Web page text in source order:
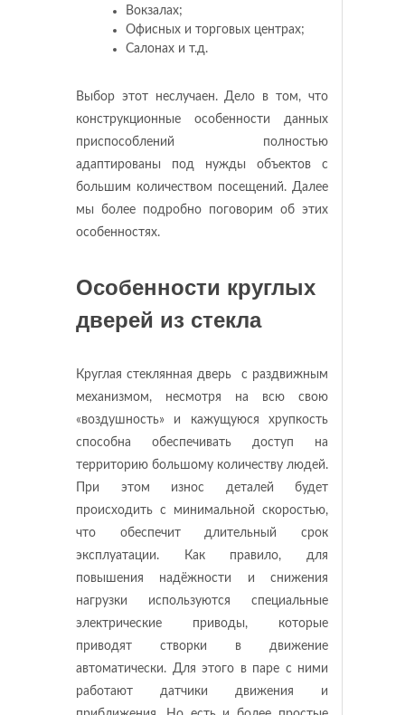
Вокзалах;
Офисных и торговых центрах;
Салонах и т.д.
Выбор этот неслучаен. Дело в том, что
конструкционные особенности данных
приспособлений полностью
адаптированы под нужды объектов с
большим количеством посещений. Далее
мы более подробно поговорим об этих
особенностях.
Особенности круглых
дверей из стекла
Круглая стеклянная дверь с раздвижным
механизмом, несмотря на всю свою
«воздушность» и кажущуюся хрупкость
способна обеспечивать доступ на
территорию большому количеству людей.
При этом износ деталей будет
происходить с минимальной скоростью,
что обеспечит длительный срок
эксплуатации. Как правило, для
повышения надёжности и снижения
нагрузки используются специальные
электрические приводы, которые
приводят створки в движение
автоматически. Для этого в паре с ними
работают датчики движения и